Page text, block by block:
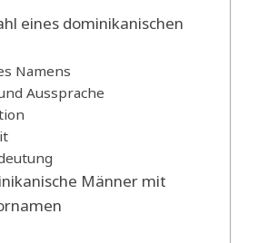
eines dominikanischen
Namens
Aussprache
Männer mit